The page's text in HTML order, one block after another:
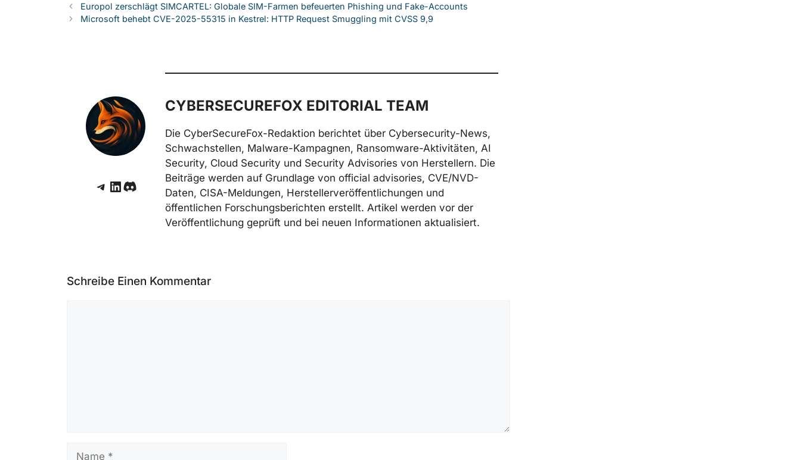
Europol zerschlägt SIMCARTEL: Globale SIM-Farmen befeuerten Phishing und Fake-Accounts
Microsoft behebt CVE-2025-55315 in Kestrel: HTTP Request Smuggling mit CVSS 9,9
Telegram
LinkedIn
Discord
CYBERSECUREFOX EDITORIAL TEAM
Die CyberSecureFox-Redaktion berichtet über Cybersecurity-News,
Schwachstellen, Malware-Kampagnen, Ransomware-Aktivitäten, AI
Security, Cloud Security und Security Advisories von Herstellern. Die
Beiträge werden auf Grundlage von official advisories, CVE/NVD-
Daten, CISA-Meldungen, Herstellerveröffentlichungen und
öffentlichen Forschungsberichten erstellt. Artikel werden vor der
Veröffentlichung geprüft und bei neuen Informationen aktualisiert.
Schreibe Einen Kommentar
Name